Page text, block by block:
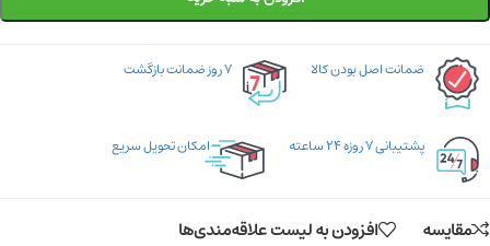
ضمانت اصل بودن کالا ۷ روز ضمانت بازگشت
پشتیبانی ۷ روزه ۲۴ ساعته امکان تحویل سریع
مقایسه افزودن به لیست علاقه‌مندی‌ها